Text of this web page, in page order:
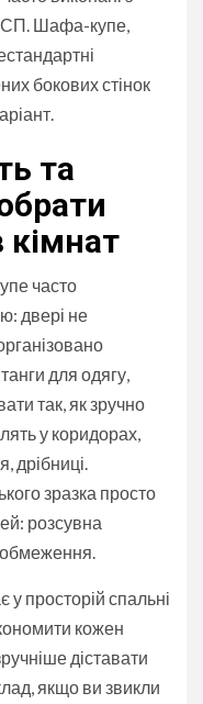
Шафа-купе,
бокових стінок
та
кімнат
часто
двері не
для одягу,
так, як зручно
у коридорах,
дрібниці.
зразка просто
розсувна
обмеження.
просторій спальні
кожен
діставати
якщо ви звикли